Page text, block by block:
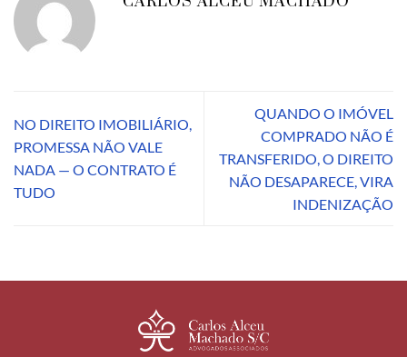
NO DIREITO IMOBILIÁRIO,
PROMESSA NÃO VALE
NADA — O CONTRATO É
TUDO
QUANDO O IMÓVEL
COMPRADO NÃO É
TRANSFERIDO, O DIREITO
NÃO DESAPARECE, VIRA
INDENIZAÇÃO